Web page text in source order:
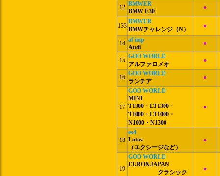
12 BMWER
BMW E30
●
133
BMWER
BMWチャレンジ（N）
●
14 af imp
Audi
●
15
GOO WORLD
アルファロメオ
●
16
GOO WORLD
ランチア
●
17
GOO WORLD
MINI
T1300・LT1300・
T1000・LT1000・
N1000・N1300
●
18
es4
Lotus
（エクシージなど）
●
19
GOO WORLD
EURO&JAPAN
クラシック
●